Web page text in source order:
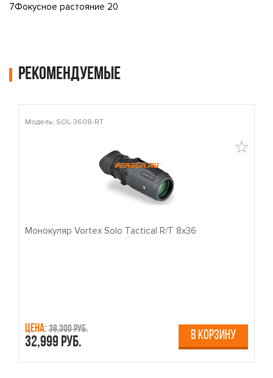
7Фокусное растояние 20
Рекомендуемые
Модель: SOL-3608-RT
Монокуляр Vortex Solo Tactical R/T 8x36
Цена: 38,300 руб.
32,999 руб. В КОРЗИНУ